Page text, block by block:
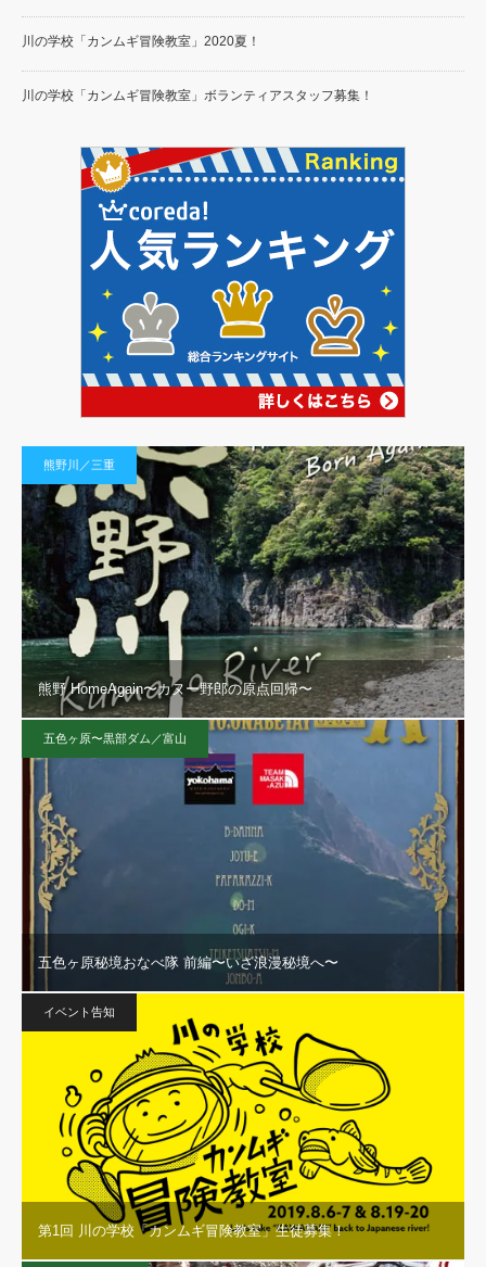
川の学校「カンムギ冒険教室」2020夏！
川の学校「カンムギ冒険教室」ボランティアスタッフ募集！
熊野川／三重
熊野 HomeAgain〜カヌー野郎の原点回帰〜
五色ヶ原〜黒部ダム／富山
五色ヶ原秘境おなべ隊 前編〜いざ浪漫秘境へ〜
イベント告知
第1回 川の学校「カンムギ冒険教室」生徒募集！